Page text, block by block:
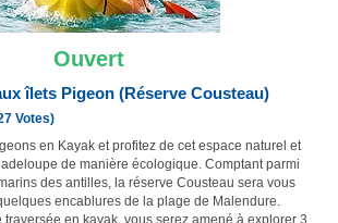
Ouvert
îlets Pigeon (Réserve Cousteau)
Votes)
en Kayak et profitez de cet espace naturel et
de manière écologique. Comptant parmi
des antilles, la réserve Cousteau sera vous
encablures de la plage de Malendure.
en kayak, vous serez amené à explorer 3